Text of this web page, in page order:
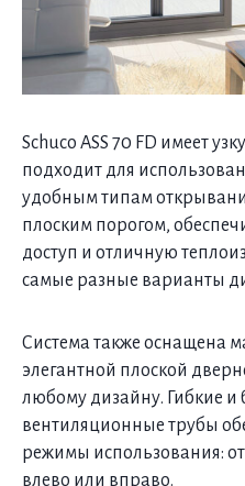
Schuco ASS 70 FD имеет
подходит для
удобным типам
плоским порогом,
доступ и отличную
самые разные варианты
Система также оснащена
элегантной плоской
любому дизайну. Гибкие
вентиляционные трубы
режимы использования:
влево или вправо.